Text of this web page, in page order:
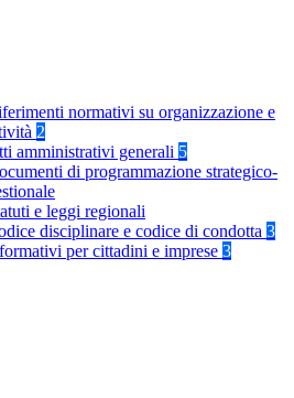
normativi su organizzazione e
2
amministrativi generali 5
di programmazione strategico-
e leggi regionali
disciplinare e codice di condotta 3
per cittadini e imprese 3